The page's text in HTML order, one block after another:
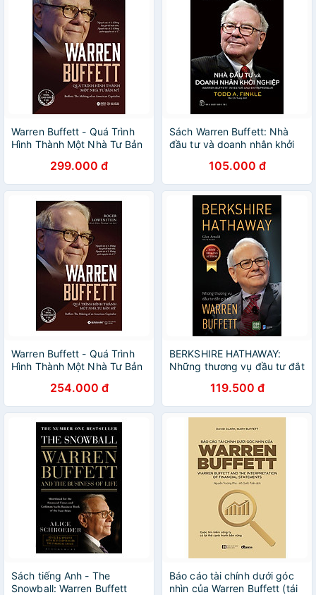
Warren Buffett - Quá Trình
Hình Thành Một Nhà Tư Bản
299.000 đ
Sách Warren Buffett: Nhà
đầu tư và doanh nhân khởi
105.000 đ
Warren Buffett - Quá Trình
Hình Thành Một Nhà Tư Bản
254.000 đ
BERKSHIRE HATHAWAY:
Những thương vụ đầu tư đắt
119.500 đ
Sách tiếng Anh - The
Snowball: Warren Buffett
Báo cáo tài chính dưới góc
nhìn của Warren Buffett (tái